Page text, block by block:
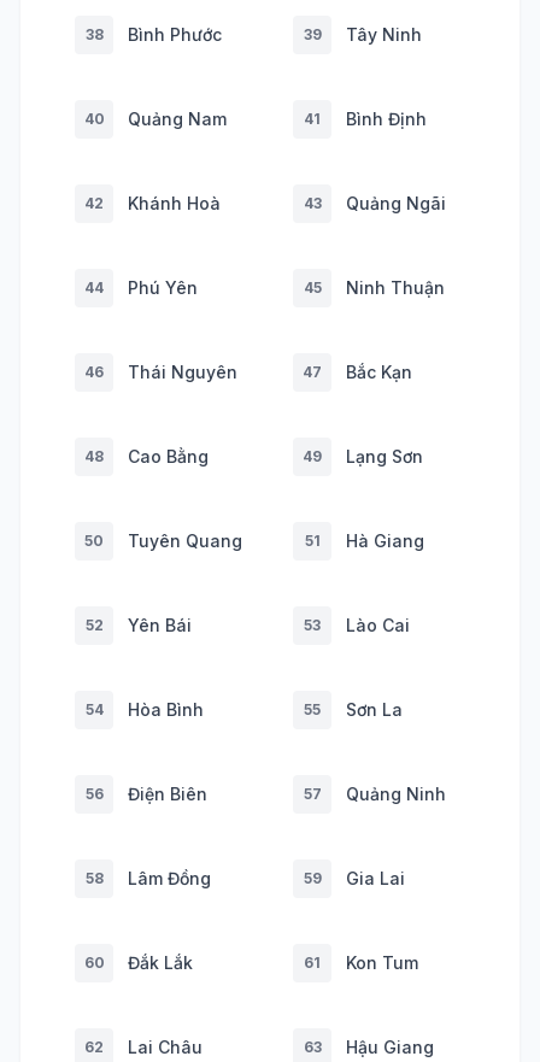
38 Bình Phước 39 Tây Ninh
40 Quảng Nam 41 Bình Định
42 Khánh Hoà 43 Quảng Ngãi
44 Phú Yên 45 Ninh Thuận
46 Thái Nguyên 47 Bắc Kạn
48 Cao Bằng 49 Lạng Sơn
50 Tuyên Quang 51 Hà Giang
52 Yên Bái 53 Lào Cai
54 Hòa Bình 55 Sơn La
56 Điện Biên 57 Quảng Ninh
58 Lâm Đồng 59 Gia Lai
60 Đắk Lắk 61 Kon Tum
62 Lai Châu 63 Hậu Giang